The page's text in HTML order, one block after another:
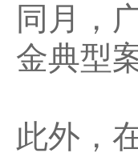
同月，
金典型
此外，